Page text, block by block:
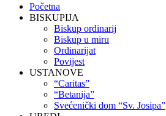
Primary
Menu
Skip
Početna
BISKUPIJA
Biskup ordinarij
Biskup u miru
Ordinarijat
Povijest
USTANOVE
“Caritas”
“Betanija”
Svećenički dom “Sv. Josipa”